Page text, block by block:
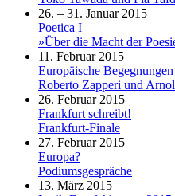
26. – 31. Januar 2015
Poetica I
»Über die Macht der
11. Februar 2015
Europäische Begegnungen
Roberto Zapperi und
26. Februar 2015
Frankfurt schreibt!
Frankfurt-Finale
27. Februar 2015
Europa?
Podiumsgespräche
13. März 2015